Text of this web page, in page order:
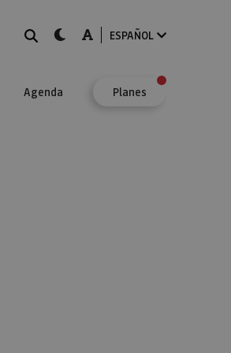
BUSCARdark-mode
A-modeESPAÑOL
Agenda Planes